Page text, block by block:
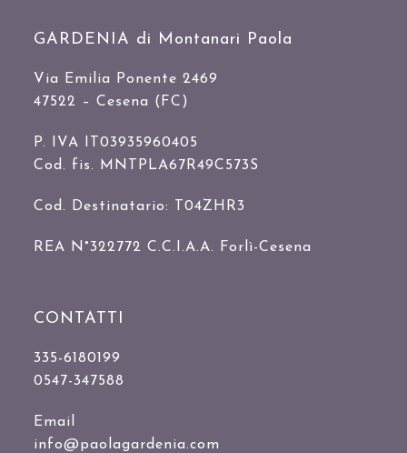
GARDENIA di Montanari Paola
Via Emilia Ponente 2469
47522 – Cesena (FC)
P. IVA IT03935960405
Cod. fis. MNTPLA67R49C573S
Cod. Destinatario: T04ZHR3
REA N°322772 C.C.I.A.A. Forlì-Cesena
CONTATTI
335-6180199
0547-347588
Email
info@paolagardenia.com